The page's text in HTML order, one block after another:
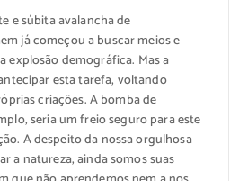
e súbita avalancha de
já começou a buscar meios e
explosão demográfica. Mas a
esta tarefa, voltando
criações. A bomba de
seria um freio seguro para este
A despeito da nossa orgulhosa
a natureza, ainda somos suas